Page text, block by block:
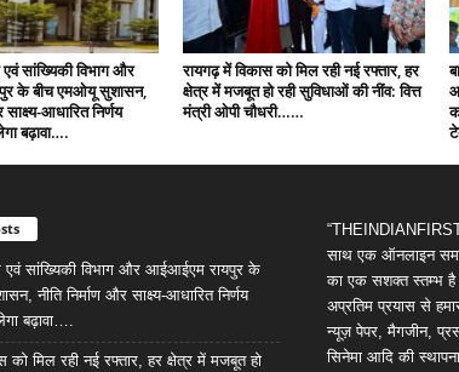
सांख्यिकी विभाग और
के बीच एमओयू सुशासन,
साक्ष्य-आधारित निर्णय
बढ़ावा….
रायगढ़ में विकास को मिल रही नई रफ्तार, हर
क्षेत्र में मजबूत हो रही सुविधाओं की नींव: वित्त
मंत्री ओपी चौधरी……
एवं सांख्यिकी विभाग और आईआईएम रायपुर के
नीति निर्माण और साक्ष्य-आधारित निर्णय
बढ़ावा….
को मिल रही नई रफ्तार, हर क्षेत्र में मजबूत हो
साथ एक ऑनलाइन
का एक सशक्त स्तम्भ
अप्रतिम प्रयास से
न्यूज़ पेपर, मैगजीन,
सिनेमा आदि की